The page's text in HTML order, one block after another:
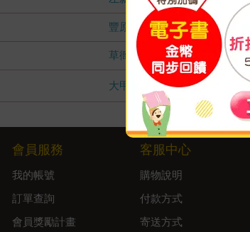
豐原店
草衙店
大甲店
會員服務
我的帳號
訂單查詢
會員獎勵計畫
客服中心
購物說明
付款方式
寄送方式